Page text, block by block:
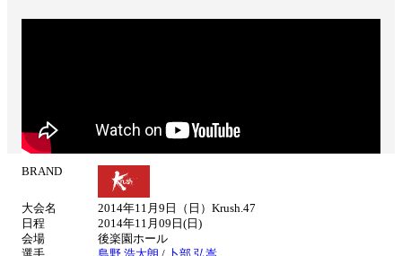
BRAND
大会名
2014年11月9日（日）Krush.47
日程
2014年11月09日(日)
会場
後楽園ホール